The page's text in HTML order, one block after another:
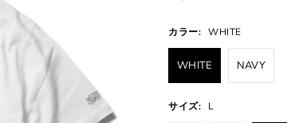
カラー: WHITE
WHITE NAVY
サイズ: L